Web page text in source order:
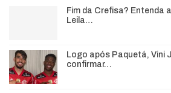
Fim da Crefisa? Entenda
Leila…
Logo após Paquetá, Vini
confirmar…